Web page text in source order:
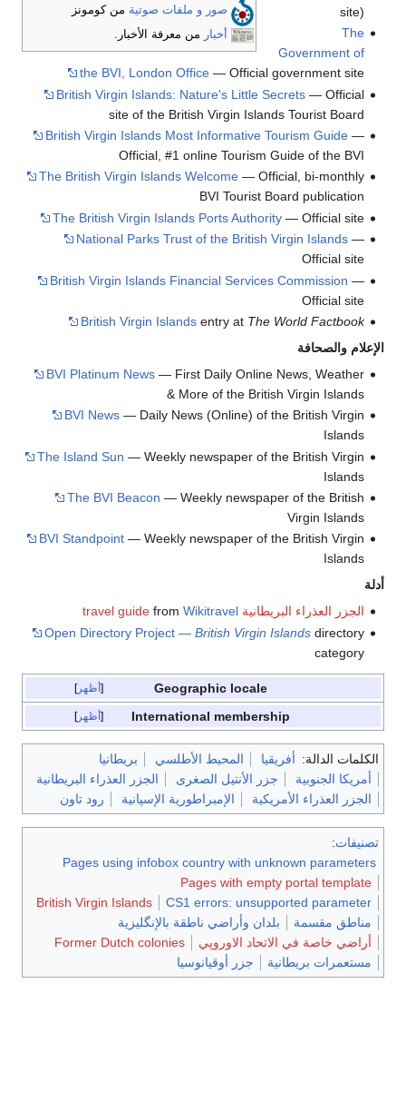
صور و ملفات صوتية من كومونز
أخبار
من معرفة الأخبار.
site)
The
Government of
the BVI, London Office— Official government site
British Virgin Islands: Nature's Little Secrets— Official
site of the British Virgin Islands Tourist Board
British Virgin Islands Most Informative Tourism Guide—
Official, #1 online Tourism Guide of the BVI
The British Virgin Islands Welcome— Official, bi-monthly
BVI Tourist Board publication
The British Virgin Islands Ports Authority— Official site
National Parks Trust of the British Virgin Islands—
Official site
British Virgin Islands Financial Services Commission —
Official site
British Virgin Islandsentry at The World Factbook
الإعلام والصحافة
BVI Platinum News— First Daily Online News, Weather
& More of the British Virgin Islands
BVI News— Daily News (Online) of the British Virgin
Islands
The Island Sun — Weekly newspaper of the British Virgin
Islands
The BVI Beacon — Weekly newspaper of the British
Virgin Islands
BVI Standpoint— Weekly newspaper of the British Virgin
Islands
أدلة
الجزر العذراء البريطانية travel guide
from Wikitravel
Open Directory Project — British Virgin Islandsdirectory
category
أظهر Geographic locale
أظهر International membership
الكلمات الدالة: أفريقيا المحيط الأطلسي
بريطانيا
أمريكا الجنوبية
جزر الأنتيل الصغرى
الجزر العذراء البريطانية
الجزر العذراء الأمريكية
الإمبراطورية الإسپانية رود تاون
تصنيفات:
Pages using infobox country with unknown parameters
Pages with empty portal template
CS1 errors: unsupported parameter
British Virgin Islands
مناطق مقسمة
بلدان وأراضي ناطقة بالإنگليزية
أراضي خاصة في الاتحاد الاوروپي
Former Dutch colonies
مستعمرات بريطانية
جزر أوقيانوسيا